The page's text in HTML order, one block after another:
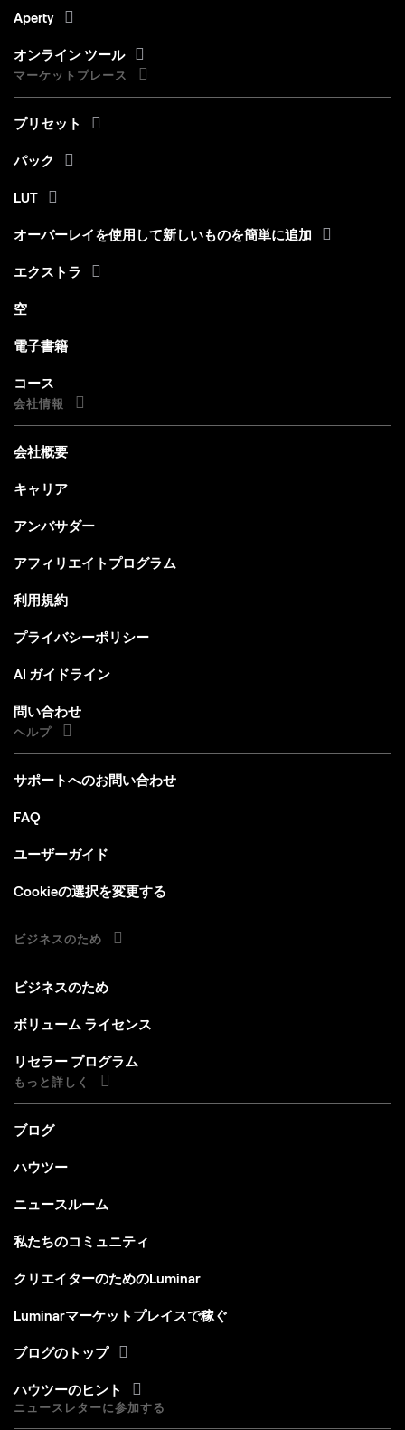
Aperty
オンライン ツール
マーケットプレース
プリセット
パック
LUT
オーバーレイを使用して新しいものを簡単に追加
エクストラ
空
電子書籍
コース
会社情報
会社概要
キャリア
アンバサダー
アフィリエイトプログラム
利用規約
プライバシーポリシー
AI ガイドライン
問い合わせ
ヘルプ
サポートへのお問い合わせ
FAQ
ユーザーガイド
Cookieの選択を変更する
ビジネスのため
ビジネスのため
ボリューム ライセンス
リセラー プログラム
もっと詳しく
ブログ
ハウツー
ニュースルーム
私たちのコミュニティ
クリエイターのためのLuminar
Luminarマーケットプレイスで稼ぐ
ブログのトップ
ハウツーのヒント
ニュースレターに参加する